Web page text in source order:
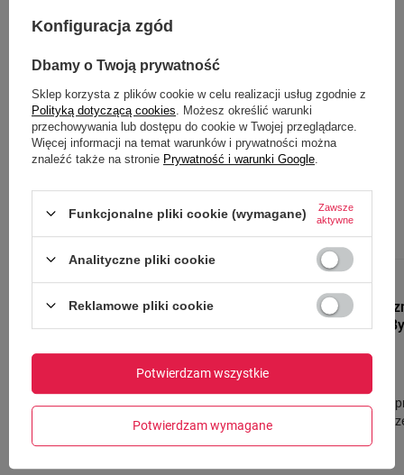
Zobacz inne produkty tego
producenta
PROMOCJA PRZECENA PROMOCJA
DR.BACTY
Kubek
Apollo 2.0 -
Najniższa cena
przed
-40%
Konfiguracja zgód
Dbamy o Twoją prywatność
Sklep korzysta z plików cookie w celu realizacji usług zgodnie z
Polityką dotyczącą cookies . Możesz określić warunki
przechowywania lub dostępu do cookie w Twojej przeglądarce.
Więcej informacji na temat warunków i prywatności można
znaleźć także na stronie Prywatność i warunki Google
Funkcjonalne pliki cookie (wymagane)
Zawsze
aktywne
Analityczne pliki cookie
Reklamowe pliki cookie
Potwierdzam wymagane
Potwierdzam wszystkie